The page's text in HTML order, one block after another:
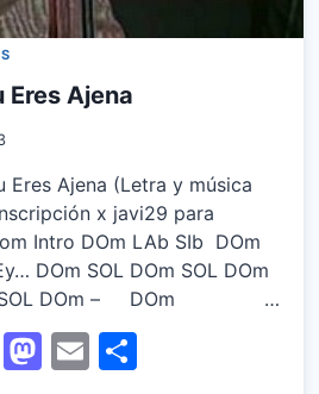
Eres Ajena
Eres Ajena (Letra y música
x javi29 para
Intro DOm LAb SIb DOm
SOL DOm SOL DOm
SOL DOm – DOm …
WhatsApp
Mastodon
Email